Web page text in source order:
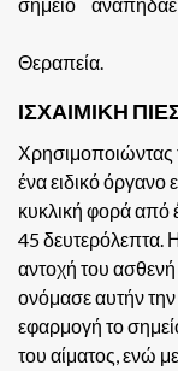
Θεραπεία.
ΙΣΧΑΙΜΙΚΗ
Χρησιμοποιώντας
ένα ειδικό όργανο
κυκλική φορά από
45 δευτερόλεπτα.
αντοχή του
ονόμασε αυτήν την
εφαρμογή το
του αίματος, ενώ